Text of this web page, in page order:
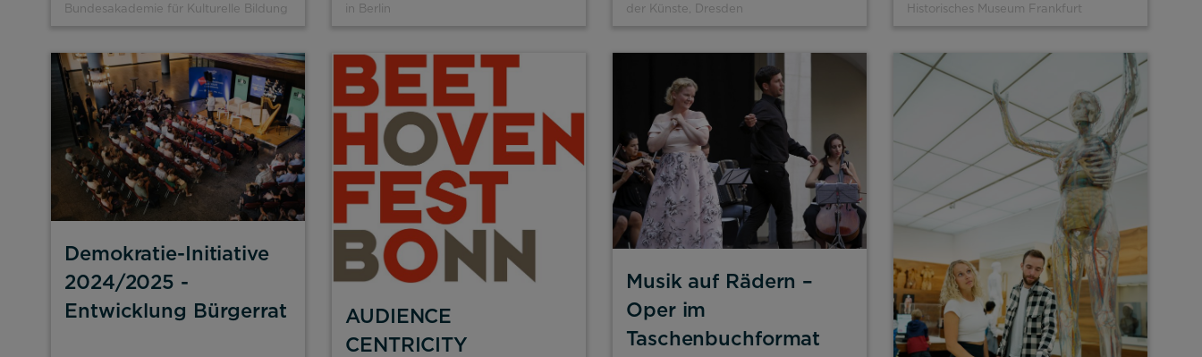
Bundesakademie für Kulturelle Bildung
in Berlin
der Künste, Dresden
Historisches Museum Frankfurt
Demokratie-Initiative
2024/2025 -
Entwicklung Bürgerrat
AUDIENCE
CENTRICITY
Musik auf Rädern –
Oper im
Taschenbuchformat
Alle akzeptieren Speichern Ablehnen
Impressum Datenschutz